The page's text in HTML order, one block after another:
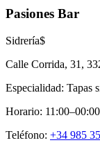
Pasiones Bar
Sidrería$
Calle Corrida, 31 ,
Especialidad: Tapas
Horario: 11:00–00:00
Teléfono: +34 985